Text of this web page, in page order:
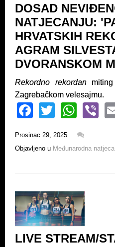
DOSAD
NATJECANJU:
HRVATSKIH
AGRAM
DVORANSKOM
Rekordno rekordanmiting
Zagrebačkom velesajmu.
F
c
e
b
o
o
k
T
tt
er
W
at
s
A
p
p
Vi
er
Prosinac 29, 2025
Objavljeno u Međunarodna
LIVE STREAM/